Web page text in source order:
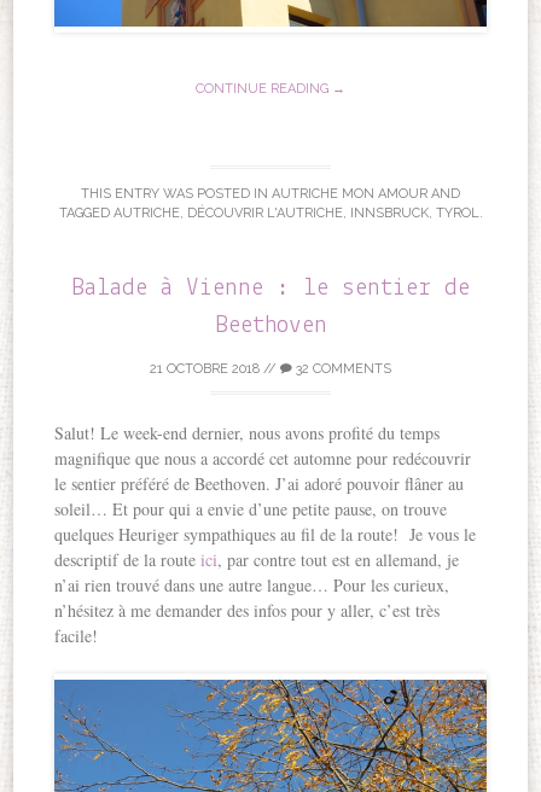
CONTINUE READING →
THIS ENTRY WAS POSTED IN AUTRICHE MON AMOUR AND
TAGGED AUTRICHE, DÉCOUVRIR L'AUTRICHE, INNSBRUCK, TYROL.
Balade à Vienne : le sentier de
Beethoven
21 OCTOBRE 2018 // 32 COMMENTS
Salut! Le week-end dernier, nous avons profité du temps
magnifique que nous a accordé cet automne pour redécouvrir
le sentier préféré de Beethoven. J’ai adoré pouvoir flâner au
soleil… Et pour qui a envie d’une petite pause, on trouve
quelques Heuriger sympathiques au fil de la route! Je vous le
descriptif de la routeici, par contre tout est en allemand, je
n’ai rien trouvé dans une autre langue… Pour les curieux,
n’hésitez à me demander des infos pour y aller, c’est très
facile!